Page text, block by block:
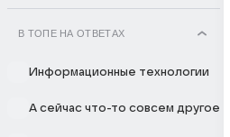
В ТОПЕ НА ОТВЕТАХ
Информационные технологии
А сейчас что-то совсем другое